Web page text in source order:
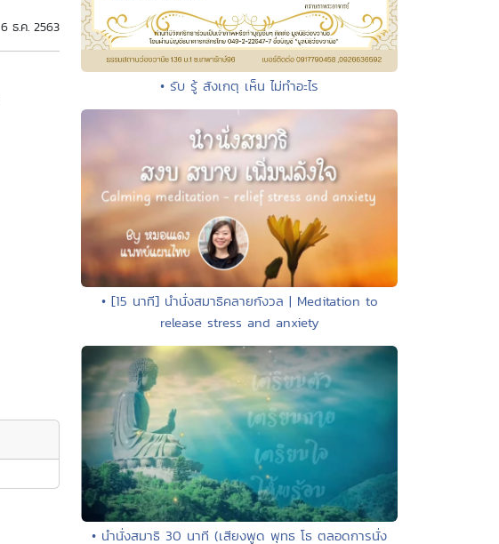
6 ธ.ค. 2563
• รับ รู้ สังเกตุ เห็น ไม่ทำอะไร
• [15 นาที] นำนั่งสมาธิคลายกังวล | Meditation to
release stress and anxiety
• นำนั่งสมาธิ 30 นาที (เสียงพูด พุทธ โธ ตลอดการนั่ง